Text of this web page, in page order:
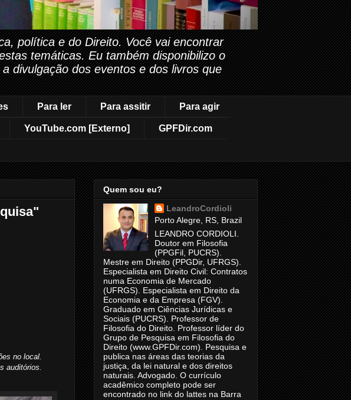
política e do Direito. Você vai encontrar
temáticas. Eu também disponibilizo o
divulgação dos eventos e dos livros que
Para ler Para assitir Para agir
YouTube.com [Externo] GPFDir.com
no local.
auditórios.
Quem sou eu?
LeandroCordioli
Porto Alegre, RS, Brazil
LEANDRO CORDIOLI.
Doutor em Filosofia
(PPGFil, PUCRS).
Mestre em Direito (PPGDir, UFRGS).
Especialista em Direito Civil: Contratos
numa Economia de Mercado
(UFRGS). Especialista em Direito da
Economia e da Empresa (FGV).
Graduado em Ciências Jurídicas e
Sociais (PUCRS). Professor de
Filosofia do Direito. Professor líder do
Grupo de Pesquisa em Filosofia do
Direito (www.GPFDir.com). Pesquisa e
publica nas áreas das teorias da
justiça, da lei natural e dos direitos
naturais. Advogado. O currículo
acadêmico completo pode ser
encontrado no link do lattes na Barra